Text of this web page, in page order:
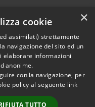
• Comune di Santa
Margherita Ligure •
Powered by
×
cookie
assimilati) strettamente
navigazione del sito ed un
elaborare informazioni
anonime.
con la navigazione, per
policy al seguente link
TUTTO